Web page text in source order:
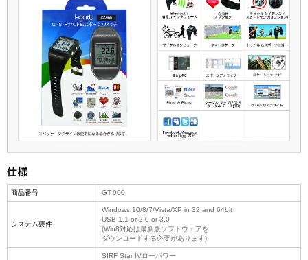
商品番号 GT-900
システム要件
Windows 10/8/7/Vista/XP in 32 and 64bit
USB 1.1 or 2.0 or 3.0
(Win8対応は最新版ソフトウェアを
ダウンロードする必要があります)
SIRF Star IVローパワー